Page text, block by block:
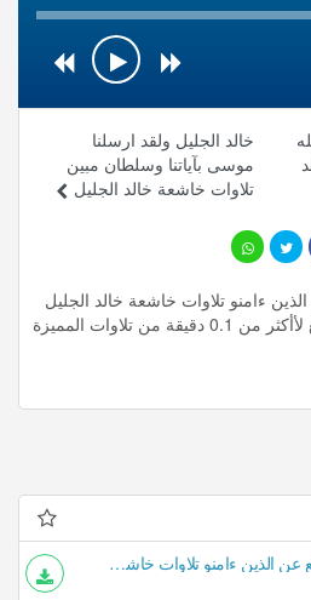
خالد الجليل ولقد ارسلنا
موسى بآياتنا وسلطان مبين
تلاوات خاشعة خالد الجليل
ءامنو تلاوات خاشعة خالد الجليل
استماع وتحميل mp3 ، استمع لأأكثر من 0.1 دقيقة من تلاوات المميزة
خالد الجليل ان الله يدافع عن الذين ءامنو تلاوات خاشعة خالد الجليل